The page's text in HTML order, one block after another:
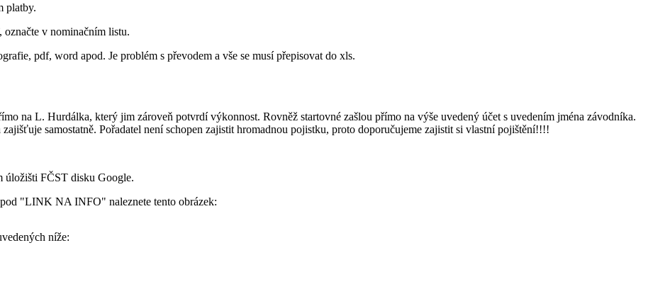
platby.
označte v nominačním listu.
pdf, word apod. Je problém s převodem a vše se musí přepisovat do xls.
na L. Hurdálka, který jim zároveň potvrdí výkonnost. Rovněž startovné zašlou přímo na výše uvedený účet s uvedením jména závodníka.
samostatně. Pořadatel není schopen zajistit hromadnou pojistku, proto doporučujeme zajistit si vlastní pojištění!!!!
úložišti FČST disku Google.
"LINK NA INFO" naleznete tento obrázek:
níže: